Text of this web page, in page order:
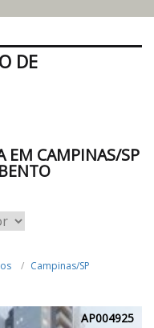
DE
EM CAMPINAS/SP
Campinas/SP
AP004925